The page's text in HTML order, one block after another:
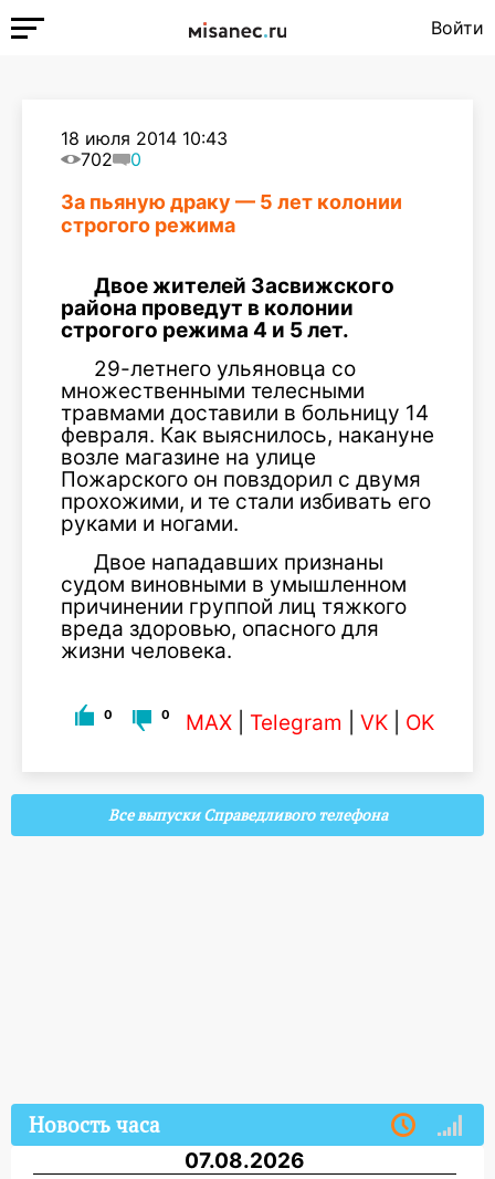
Войти
18 июля 2014 10:43
702
0
За пьяную драку — 5 лет колонии
строгого режима
Двое жителей Засвижского
района проведут в колонии
строгого режима 4 и 5 лет.
29-летнего ульяновца со
множественными телесными
травмами доставили в больницу 14
февраля. Как выяснилось, накануне
возле магазине на улице
Пожарского он повздорил с двумя
прохожими, и те стали избивать его
руками и ногами.
Двое нападавших признаны
судом виновными в умышленном
причинении группой лиц тяжкого
вреда здоровью, опасного для
жизни человека.
0 0 MAX Telegram VK OK
Все выпуски Справедливого телефона
Новость часа
07.08.2026